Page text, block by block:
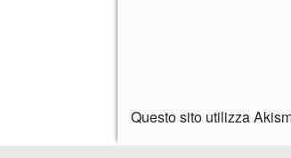
Questo sito utilizza